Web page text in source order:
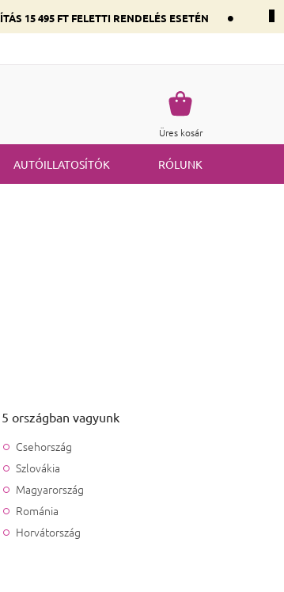
15 495 FT FELETTI RENDELÉS ESETÉN •
Kosár
Üres kosár
AUTÓILLATOSÍTÓK RÓLUNK
5 országban vagyunk
Csehország
Szlovákia
Magyarország
Románia
Horvátország